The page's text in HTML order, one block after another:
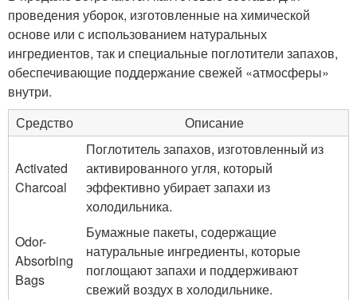
проведения уборок, изготовленные на химической
основе или с использованием натуральных
ингредиентов, так и специальные поглотители запахов,
обеспечивающие поддержание свежей «атмосферы»
внутри.
Средство
Описание
Activated
Charcoal
Поглотитель запахов, изготовленный из
активированного угля, который
эффективно убирает запахи из
холодильника.
Odor-
Absorbing
Bags
Бумажные пакеты, содержащие
натуральные ингредиенты, которые
поглощают запахи и поддерживают
свежий воздух в холодильнике.